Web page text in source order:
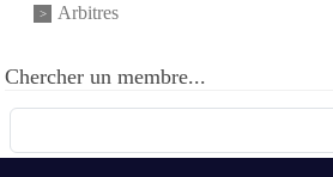
Arbitres
Chercher un membre...